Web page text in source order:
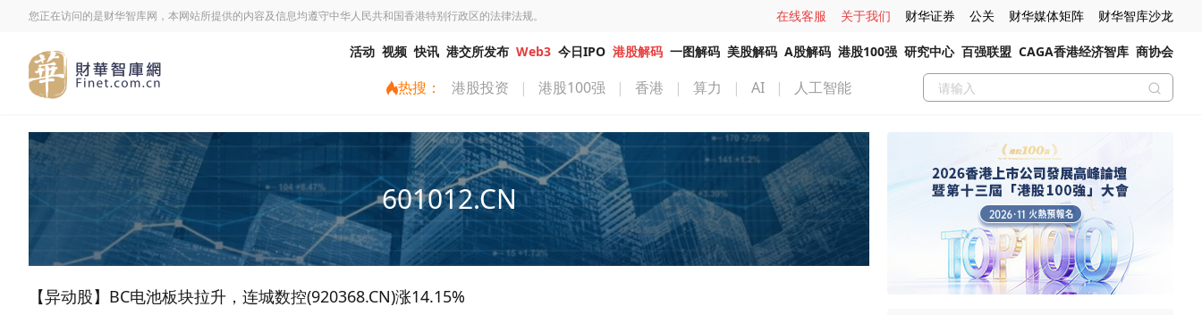
您正在访问的是财华智库网，本网站所提供的内容及信息均遵守中华人民共和国香港特别行政区的法律法规。 在线客服 关于我们 财华证券 公关 财华媒体矩阵 财华智库沙龙
活动 视频 快讯 港交所发布 Web3 今日IPO 港股解码 一图解码 美股解码 A股解码 港股100强 研究中心 百强联盟 CAGA香港经济智库 商协会
热搜： 港股投资 | 港股100强 | 香港 | 算力 | AI | 人工智能
601012.CN
【异动股】BC电池板块拉升，连城数控(920368.CN)涨14.15%